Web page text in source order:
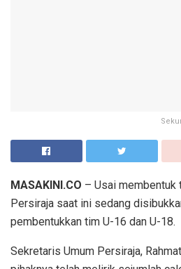
MASAKINI.CO – Usai membentuk
Persiraja saat ini sedang
pembentukkan tim U-16 dan U-18.
Sekretaris Umum Persiraja,